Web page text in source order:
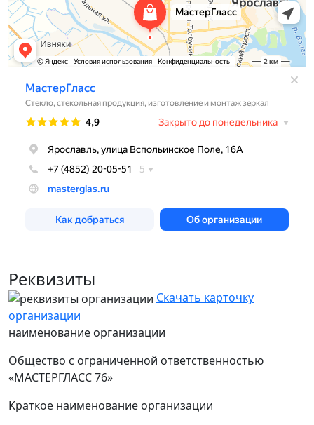
Реквизиты
Скачать карточку
организации
наименование организации
Общество с ограниченной ответственностью
«МАСТЕРГЛАСС 76»
Краткое наименование организации